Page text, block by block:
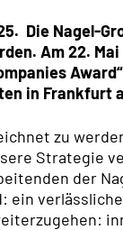
Die Nagel-
Am 22.
in Frankfurt
zu
Strategie
der
ein